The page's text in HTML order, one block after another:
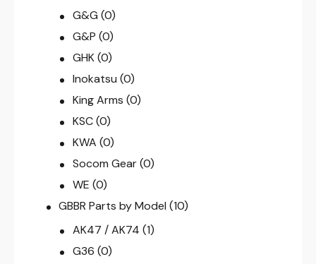
G&G (0)
G&P (0)
GHK (0)
Inokatsu (0)
King Arms (0)
KSC (0)
KWA (0)
Socom Gear (0)
WE (0)
GBBR Parts by Model (10)
AK47 / AK74 (1)
G36 (0)